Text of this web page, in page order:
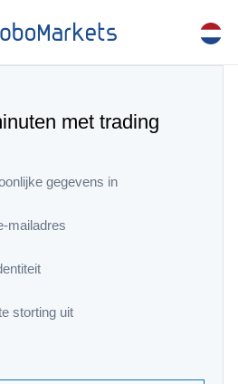
met trading
gegevens in
mailadres
storting uit